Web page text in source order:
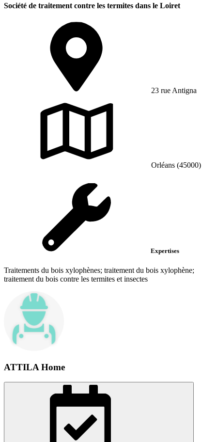
Société de traitement contre les termites dans le Loiret
23 rue Antigna
Orléans (45000)
Expertises
Traitements du bois xylophènes; traitement du bois xylophène;
traitement du bois contre les termites et insectes
ATTILA Home